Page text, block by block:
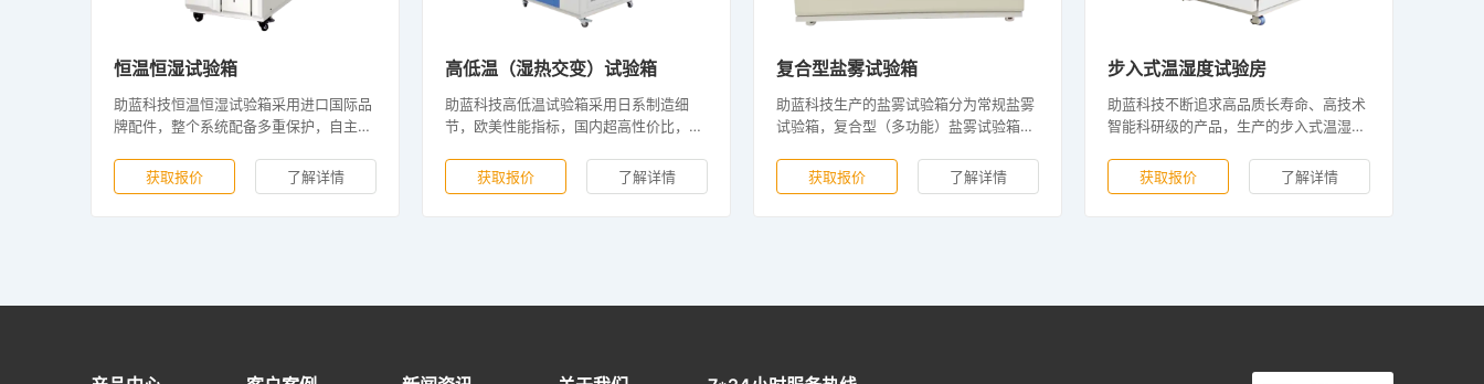
恒温恒湿试验箱
助蓝科技恒温恒湿试验箱采用进口国际品
牌配件，整个系统配备多重保护，自主研
随地对测试进行编程、控制和监控一甚至
可以在平板电脑或智能手机上进行，特别
获取报价 了解详情
高低温（湿热交变）试验箱
助蓝科技高低温试验箱采用日系制造细
节，欧美性能指标，国内超高性价比，自
速处理能力，控制小制冷量，节省耗电作
用。不断创新研发，专注试验设备20余
获取报价 了解详情
复合型盐雾试验箱
助蓝科技生产的盐雾试验箱分为常规盐雾
试验箱，复合型（多功能）盐雾试验箱，
创新，成功开发多款型号盐雾腐蚀试验
箱。设备功能更齐全，操作更简便 ，能更
获取报价 了解详情
步入式温湿度试验房
助蓝科技不断追求高品质长寿命、高技术
智能科研级的产品，生产的步入式温湿度
术，均严格按照国际ISO标准体系生产，
确保每一台步入式温湿度试验箱高品质交
获取报价 了解详情